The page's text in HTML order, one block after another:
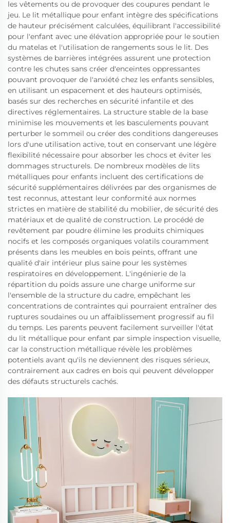
les vêtements ou de provoquer des coupures pendant le
jeu. Le lit métallique pour enfant intègre des spécifications
de hauteur précisément calculées, équilibrant l'accessibilité
pour l'enfant avec une élévation appropriée pour le soutien
du matelas et l'utilisation de rangements sous le lit. Des
systèmes de barrières intégrées assurent une protection
contre les chutes sans créer d'enceintes oppressantes
pouvant provoquer de l'anxiété chez les enfants sensibles,
en utilisant un espacement et des hauteurs optimisés,
basés sur des recherches en sécurité infantile et des
directives réglementaires. La structure stable de la base
minimise les mouvements et les basculements pouvant
perturber le sommeil ou créer des conditions dangereuses
lors d'une utilisation active, tout en conservant une légère
flexibilité nécessaire pour absorber les chocs et éviter les
dommages structurels. De nombreux modèles de lits
métalliques pour enfants incluent des certifications de
sécurité supplémentaires délivrées par des organismes de
test reconnus, attestant leur conformité aux normes
strictes en matière de stabilité du mobilier, de sécurité des
matériaux et de qualité de construction. Le procédé de
revêtement par poudre élimine les produits chimiques
nocifs et les composés organiques volatils couramment
présents dans les meubles en bois peints, offrant une
qualité d'air intérieur plus saine pour les systèmes
respiratoires en développement. L'ingénierie de la
répartition du poids assure une charge uniforme sur
l'ensemble de la structure du cadre, empêchant les
concentrations de contraintes qui pourraient entraîner des
ruptures soudaines ou un affaiblissement progressif au fil
du temps. Les parents peuvent facilement surveiller l'état
du lit métallique pour enfant par simple inspection visuelle,
car la construction métallique révèle les problèmes
potentiels avant qu'ils ne deviennent des risques sérieux,
contrairement aux cadres en bois qui peuvent développer
des défauts structurels cachés.